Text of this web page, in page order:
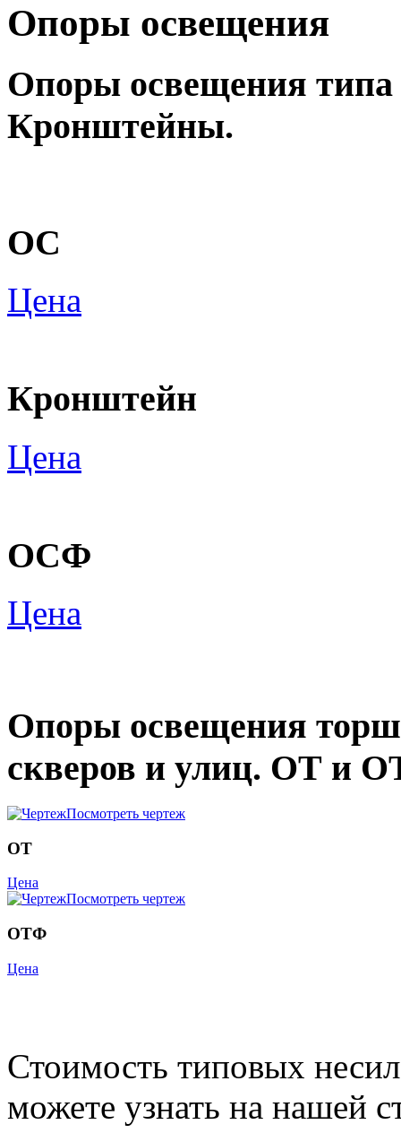
Опоры освещения
Опоры освещения
Кронштейны.
ОС
Цена
Кронштейн
Цена
ОСФ
Цена
Опоры освещения
скверов и улиц. ОТ и
Посмотреть чертеж
ОТ
Цена
Посмотреть чертеж
ОТФ
Цена
Стоимость типовых
можете узнать на нашей